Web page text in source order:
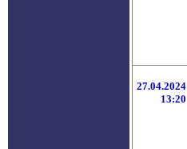
27.04.2024
13:20